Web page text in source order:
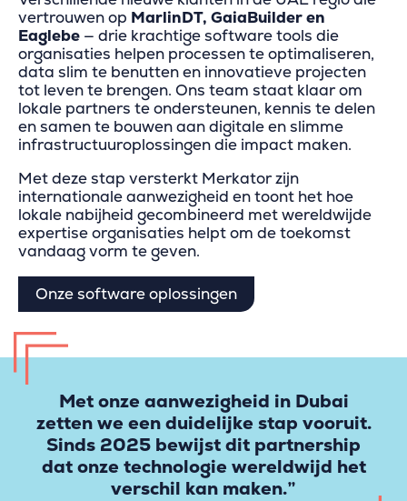
vertrouwen op MarlinDT, GaiaBuilder en
Eaglebe — drie krachtige software tools die
organisaties helpen processen te optimaliseren,
data slim te benutten en innovatieve projecten
tot leven te brengen. Ons team staat klaar om
lokale partners te ondersteunen, kennis te delen
en samen te bouwen aan digitale en slimme
infrastructuuroplossingen die impact maken.
Met deze stap versterkt Merkator zijn
internationale aanwezigheid en toont het hoe
lokale nabijheid gecombineerd met wereldwijde
expertise organisaties helpt om de toekomst
vandaag vorm te geven.
Onze software oplossingen
Met onze aanwezigheid in Dubai
zetten we een duidelijke stap vooruit.
Sinds 2025 bewijst dit partnership
dat onze technologie wereldwijd het
verschil kan maken.”